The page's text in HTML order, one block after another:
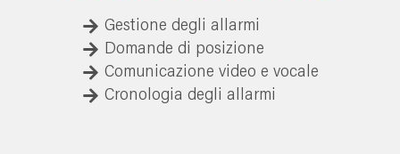
Gestione degli allarmi
Domande di posizione
Comunicazione video e vocale
Cronologia degli allarmi